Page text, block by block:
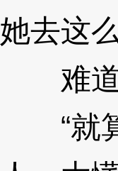
她去这
难道
“就算